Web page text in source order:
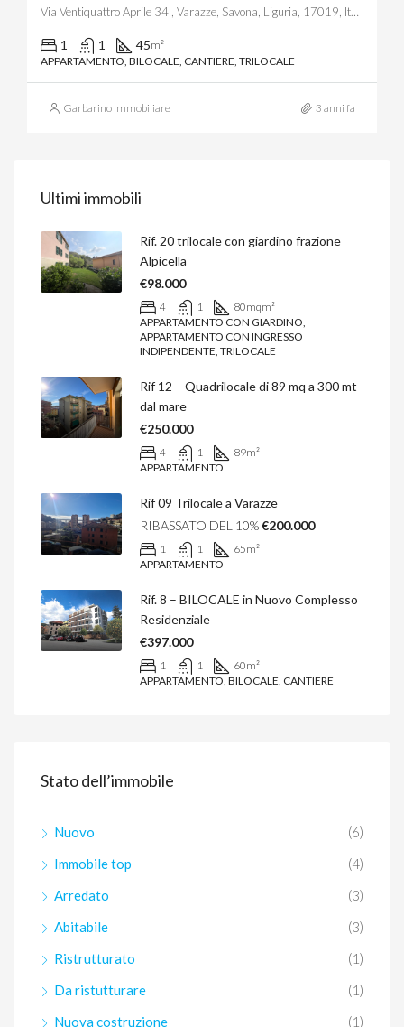
Via Ventiquattro Aprile 34 , Varazze, Savona, Liguria, 17019, Italia
1 1 45m²
APPARTAMENTO, BILOCALE, CANTIERE, TRILOCALE
Garbarino Immobiliare 3 anni fa
Ultimi immobili
Rif. 20 trilocale con giardino frazione
Alpicella
€98.000
4 1 80mqm²
APPARTAMENTO CON GIARDINO,
APPARTAMENTO CON INGRESSO
INDIPENDENTE, TRILOCALE
Rif 12 – Quadrilocale di 89 mq a 300 mt
dal mare
€250.000
4 1 89m²
APPARTAMENTO
Rif 09 Trilocale a Varazze
RIBASSATO DEL 10%€200.000
1 1 65m²
APPARTAMENTO
Rif. 8 – BILOCALE in Nuovo Complesso
Residenziale
€397.000
1 1 60m²
APPARTAMENTO, BILOCALE, CANTIERE
Stato dell’immobile
Nuovo
(6)
Immobile top
(4)
Arredato
(3)
Abitabile
(3)
Ristrutturato
(1)
Da ristutturare
(1)
Nuova costruzione
(1)